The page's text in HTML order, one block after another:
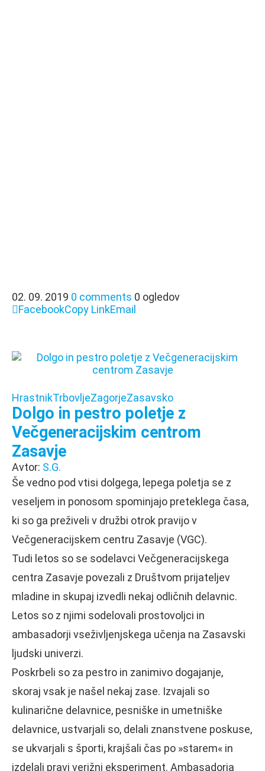
02. 09. 2019 0 comments 0 ogledov
FacebookCopy LinkEmail
HrastnikTrbovljeZagorjeZasavsko
Dolgo in pestro poletje z
Večgeneracijskim centrom
Zasavje
Avtor: S.G.
Še vedno pod vtisi dolgega, lepega poletja se z
veseljem in ponosom spominjajo preteklega časa,
ki so ga preživeli v družbi otrok pravijo v
Večgeneracijskem centru Zasavje (VGC).
Tudi letos so se sodelavci Večgeneracijskega
centra Zasavje povezali z Društvom prijateljev
mladine in skupaj izvedli nekaj odličnih delavnic.
Letos so z njimi sodelovali prostovoljci in
ambasadorji vseživljenjskega učenja na Zasavski
ljudski univerzi.
Poskrbeli so za pestro in zanimivo dogajanje,
skoraj vsak je našel nekaj zase. Izvajali so
kulinarične delavnice, pesniške in umetniške
delavnice, ustvarjali so, delali znanstvene poskuse,
se ukvarjali s športi, krajšali čas po »starem« in
izdelali pravi verižni eksperiment. Ambasadorja